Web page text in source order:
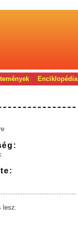
Enciklopédia
lesz.